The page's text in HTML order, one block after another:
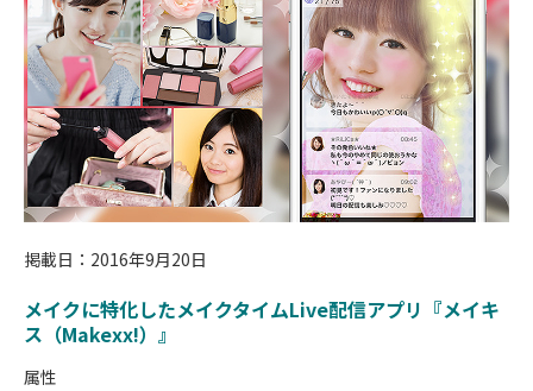
掲載日：2016年9月20日
メイクに特化したメイクタイムLive配信アプリ『メイキ
ス（Makexx!）』
属性